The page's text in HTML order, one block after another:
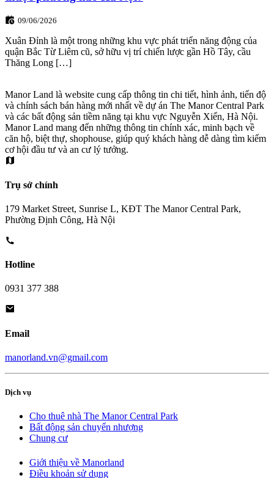
09/06/2026
Xuân Đỉnh là một trong những khu vực phát triển năng động của
quận Bắc Từ Liêm cũ, sở hữu vị trí chiến lược gần Hồ Tây, cầu
Thăng Long […]
Manor Land là website cung cấp thông tin chi tiết, hình ảnh, tiến độ
và chính sách bán hàng mới nhất về dự án The Manor Central Park
và các bất động sản tiềm năng tại khu vực Nguyễn Xiển, Hà Nội.
Manor Land mang đến những thông tin chính xác, minh bạch về
căn hộ, biệt thự, shophouse, giúp quý khách hàng dễ dàng tìm kiếm
cơ hội đầu tư và an cư lý tưởng.
Trụ sở chính
179 Market Street, Sunrise L, KĐT The Manor Central Park,
Phường Định Công, Hà Nội
Hotline
0931 377 388
Email
manorland.vn@gmail.com
Dịch vụ
Cho thuê nhà The Manor Central Park
Bất động sản chuyển nhượng
Chung cư
Giới thiệu về Manorland
Điều khoản sử dụng